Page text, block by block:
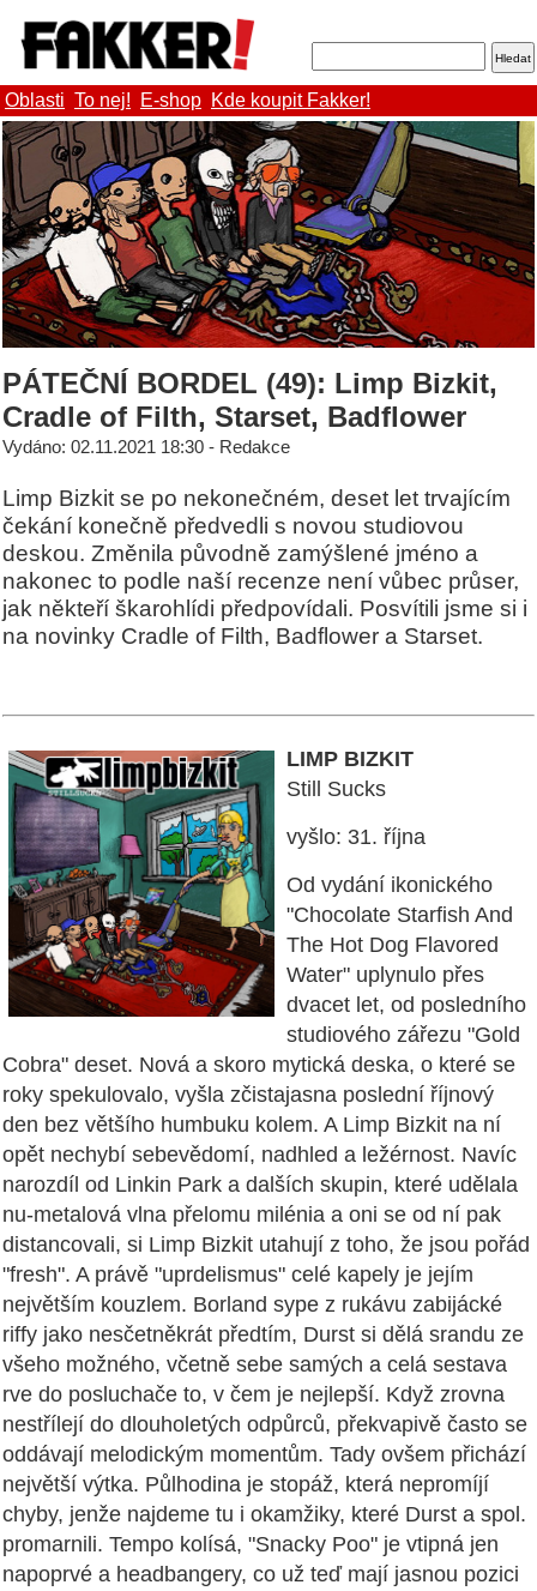
Oblasti To nej! E-shop Kde koupit Fakker!
PÁTEČNÍ BORDEL (49): Limp Bizkit,
Cradle of Filth, Starset, Badflower
Vydáno: 02.11.2021 18:30 - Redakce
Limp Bizkit se po nekonečném, deset let trvajícím
čekání konečně předvedli s novou studiovou
deskou. Změnila původně zamýšlené jméno a
nakonec to podle naší recenze není vůbec průser,
jak někteří škarohlídi předpovídali. Posvítili jsme si i
na novinky Cradle of Filth, Badflower a Starset.
LIMP BIZKIT
Still Sucks
vyšlo: 31. října
Od vydání ikonického
"Chocolate Starfish And
The Hot Dog Flavored
Water" uplynulo přes
dvacet let, od posledního
studiového zářezu "Gold
Cobra" deset. Nová a skoro mytická deska, o které se
roky spekulovalo, vyšla zčistajasna poslední říjnový
den bez většího humbuku kolem. A Limp Bizkit na ní
opět nechybí sebevědomí, nadhled a ležérnost. Navíc
narozdíl od Linkin Park a dalších skupin, které udělala
nu-metalová vlna přelomu milénia a oni se od ní pak
distancovali, si Limp Bizkit utahují z toho, že jsou pořád
"fresh". A právě "uprdelismus" celé kapely je jejím
největším kouzlem. Borland sype z rukávu zabijácké
riffy jako nesčetněkrát předtím, Durst si dělá srandu ze
všeho možného, včetně sebe samých a celá sestava
rve do posluchače to, v čem je nejlepší. Když zrovna
nestřílejí do dlouholetých odpůrců, překvapivě často se
oddávají melodickým momentům. Tady ovšem přichází
největší výtka. Půlhodina je stopáž, která nepromíjí
chyby, jenže najdeme tu i okamžiky, které Durst a spol.
promarnili. Tempo kolísá, "Snacky Poo" je vtipná jen
napoprvé a headbangery, co už teď mají jasnou pozici